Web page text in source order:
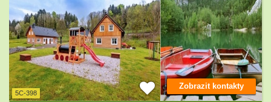
5C-398
Zobrazit kontakty